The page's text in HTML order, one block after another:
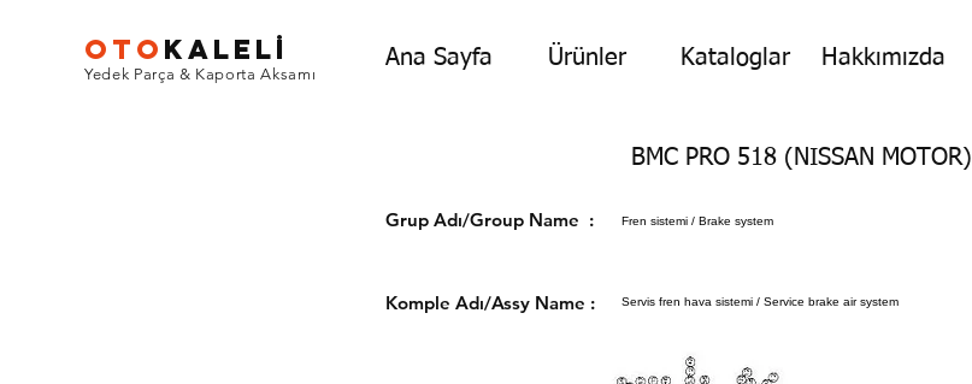
Ana Sayfa Ürünler Kataloglar Hakkımızda
OTO KALELİ
Yedek Parça & Kaporta Aksamı
BMC PRO 518 (NISSAN MOTOR)
Grup Adı/Group Name :Fren sistemi / Brake system
Komple Adı/Assy Name : Servis fren hava sistemi / Service brake air system